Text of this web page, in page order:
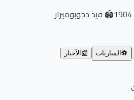
🏟️فيذ دجوبوميرار
المباريات 📰 الأخبار